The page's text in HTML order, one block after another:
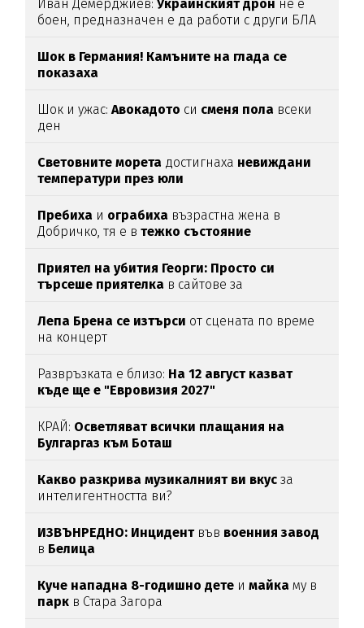
Иван Демерджиев:Украинският дрон не е
боен, предназначен е да работи с други БЛА
Шок в Германия! Камъните на глада се
показаха
Шок и ужас:Авокадото си сменя пола всеки
ден
Световните морета достигнаха невиждани
температури през юли
Пребиха и ограбиха възрастна жена в
Добричко, тя е втежко състояние
Приятел на убития Георги: Просто си
търсеше приятелка в сайтове за
Лепа Брена се изтърси от сцената по време
на концерт
Развръзката е близо: На 12 август казват
къде ще е "Евровизия 2027"
КРАЙ: Осветляват всички плащания на
Булгаргаз към Боташ
Какво разкрива музикалният ви вкус за
интелигентността ви?
ИЗВЪНРЕДНО: Инцидентвъв военния завод
в Белица
Куче нападна 8-годишно дете имайкаму в
парк в Стара Загора